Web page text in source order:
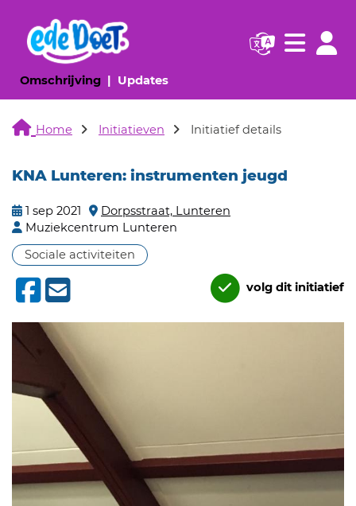
Omschrijving(huidige pagina)
Updates(huidige pagina)
Navigatie
Home Initiatieven Initiatief details
KNA Lunteren: instrumenten jeugd
1 sep 2021
Dorpsstraat, Lunteren
Muziekcentrum Lunteren
Sociale activiteiten
volg dit initiatief